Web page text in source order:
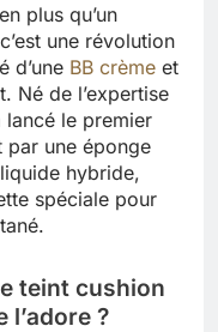
plus qu’un
une révolution
d’une BB crème et
Né de l’expertise
le premier
une éponge
hybride,
spéciale pour
teint cushion
?